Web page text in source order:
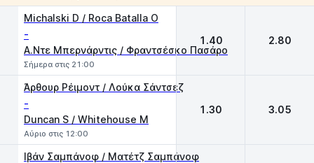
Michalski D / Roca Batalla O
-
Α.Ντε Μπερνάρντις / Φραντσέσκο Πασάρο
Σήμερα στις 21:00
1.40 2.80
Άρθουρ Ρέιμοντ / Λούκα Σάντσεζ
-
Duncan S / Whitehouse M
Αύριο στις 12:00
1.30 3.05
Ιβάν Σαμπάνοφ / Ματέτζ Σαμπάνοφ